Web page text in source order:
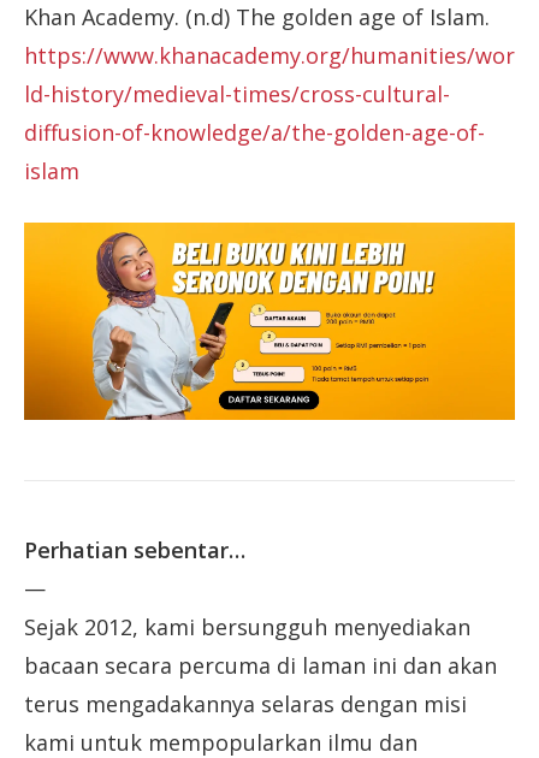
Khan Academy. (n.d) The golden age of Islam.
https://www.khanacademy.org/humanities/wor
ld-history/medieval-times/cross-cultural-
diffusion-of-knowledge/a/the-golden-age-of-
islam
Perhatian sebentar…
—
Sejak 2012, kami bersungguh menyediakan
bacaan secara percuma di laman ini dan akan
terus mengadakannya selaras dengan misi
kami untuk mempopularkan ilmu dan